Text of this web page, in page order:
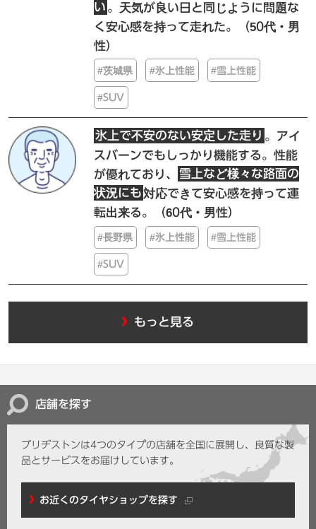
い 。天気が良い日と同じように問題な
く安心感を持って走れた。
（50代・男
性）
#茨城県 #氷上性能 #雪上性能
#SUV
氷上で不安のない安定した走り 。アイ
スバーンでもしっかり機能する。性能
が優れており、
雪上など様々な路面の
状況にも対応できて安心感を持って運
転出来る。
（60代・男性）
#長野県 #氷上性能 #雪上性能
#SUV
もっと見る
店舗を探す
ブリヂストンは4つのタイプの店舗を全国に展開し、
良質な製
品とサービスをお届けしています。
お近くのタイヤショップを探す